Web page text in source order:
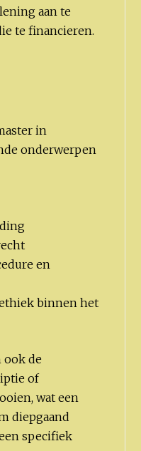
aan te
te financieren.
in
onderwerpen
en
binnen het
ook de
of
wat een
diepgaand
specifiek